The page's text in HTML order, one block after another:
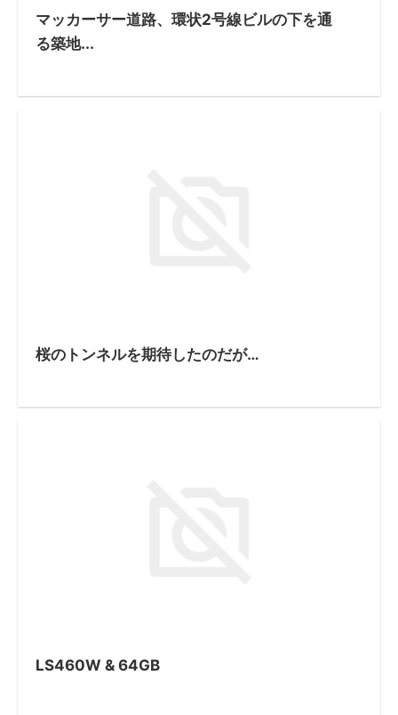
マッカーサー道路、環状2号線ビルの下を通
る築地...
桜のトンネルを期待したのだが…
LS460W & 64GB